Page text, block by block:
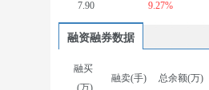
7.90
9.27%
融资融券数据
融买
(万)
融卖(手) 总余额(万)